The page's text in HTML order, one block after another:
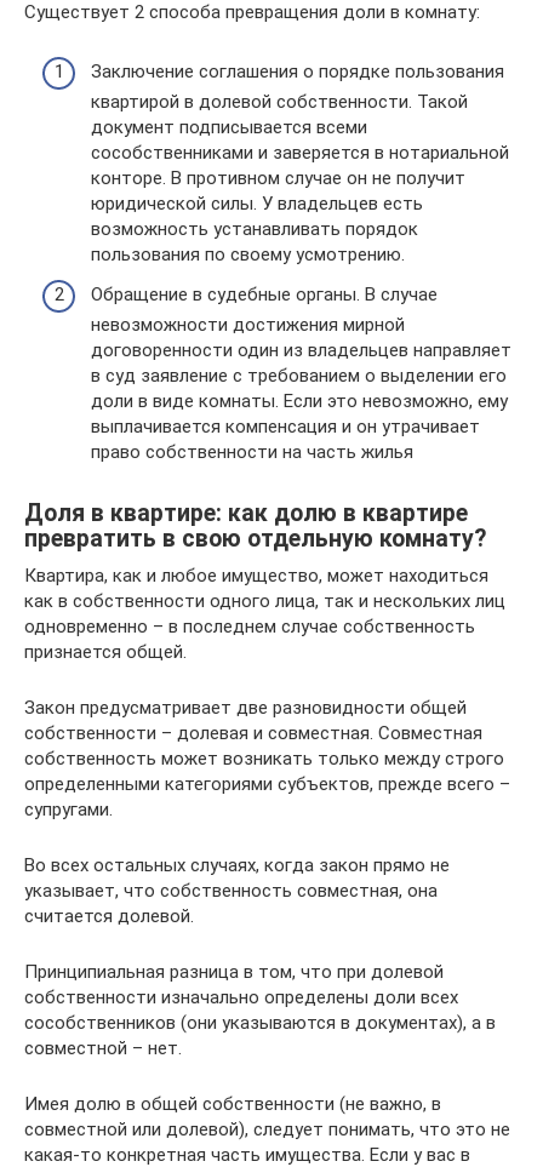
Существует 2 способа превращения доли в комнату:
Заключение соглашения о порядке пользования
квартирой в долевой собственности. Такой
документ подписывается всеми
сособственниками и заверяется в нотариальной
конторе. В противном случае он не получит
юридической силы. У владельцев есть
возможность устанавливать порядок
пользования по своему усмотрению.
Обращение в судебные органы. В случае
невозможности достижения мирной
договоренности один из владельцев направляет
в суд заявление с требованием о выделении его
доли в виде комнаты. Если это невозможно, ему
выплачивается компенсация и он утрачивает
право собственности на часть жилья
Доля в квартире: как долю в квартире
превратить в свою отдельную комнату?
Квартира, как и любое имущество, может находиться
как в собственности одного лица, так и нескольких лиц
одновременно – в последнем случае собственность
признается общей.
Закон предусматривает две разновидности общей
собственности – долевая и совместная. Совместная
собственность может возникать только между строго
определенными категориями субъектов, прежде всего –
супругами.
Во всех остальных случаях, когда закон прямо не
указывает, что собственность совместная, она
считается долевой.
Принципиальная разница в том, что при долевой
собственности изначально определены доли всех
сособственников (они указываются в документах), а в
совместной – нет.
Имея долю в общей собственности (не важно, в
совместной или долевой), следует понимать, что это не
какая-то конкретная часть имущества. Если у вас в